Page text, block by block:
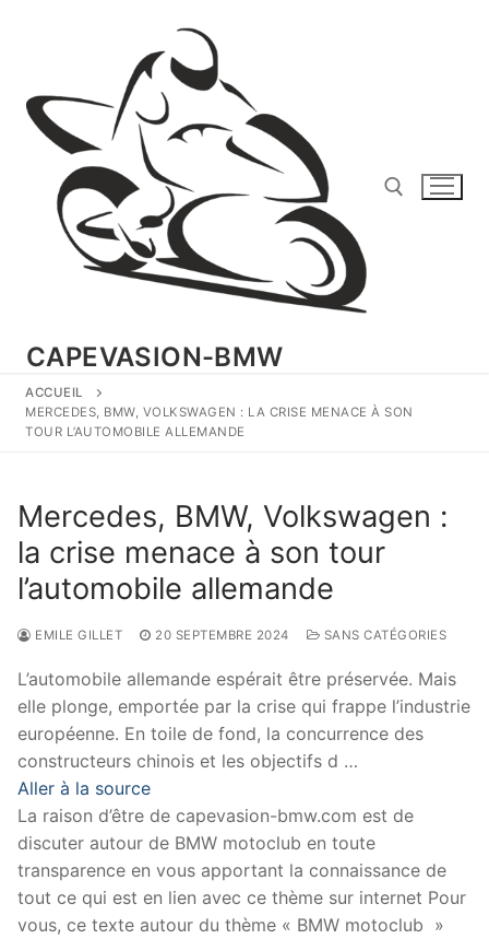
CAPEVASION-BMW
ACCUEIL
MERCEDES, BMW, VOLKSWAGEN : LA CRISE MENACE À SON
TOUR L’AUTOMOBILE ALLEMANDE
Mercedes, BMW, Volkswagen :
la crise menace à son tour
l’automobile allemande
EMILE GILLET 20 SEPTEMBRE 2024 SANS CATÉGORIES
L’automobile allemande espérait être préservée. Mais
elle plonge, emportée par la crise qui frappe l’industrie
européenne. En toile de fond, la concurrence des
constructeurs chinois et les objectifs d …
Aller à la source
La raison d’être de capevasion-bmw.com est de
discuter autour de BMW motoclub en toute
transparence en vous apportant la connaissance de
tout ce qui est en lien avec ce thème sur internet Pour
vous, ce texte autour du thème « BMW motoclub »